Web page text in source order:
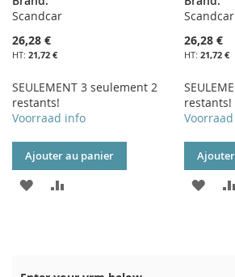
Scandcar
26,28 €
21,72 €
SEULEMENT 3 seulement 2
restants!
Voorraad info
Ajouter au panier
AJOUTER
Scandcar
26,28 €
21,72 €
restants!